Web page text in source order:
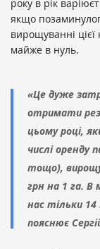
року в рік
якщо
вирощуванні
майже в нуль.
«Це дуже
отримати
цьому році,
числі оренду
тощо),
грн на 1 га. В
нас тільки
пояснює